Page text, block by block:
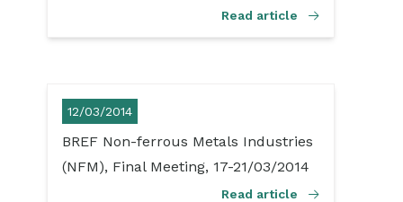
Read article
12/03/2014
BREF Non-ferrous Metals Industries
(NFM), Final Meeting, 17-21/03/2014
Read article